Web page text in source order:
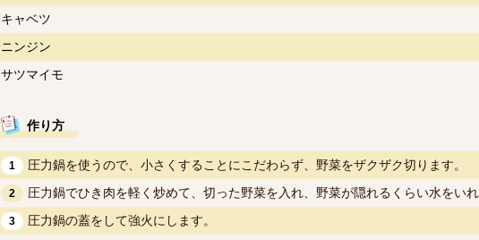
キャベツ
ニンジン
サツマイモ
作り方
1 圧力鍋を使うので、小さくすることにこだわらず、野菜をザクザク切ります。
2 圧力鍋でひき肉を軽く炒めて、切った野菜を入れ、野菜が隠れるくらい水をい
3 圧力鍋の蓋をして強火にします。